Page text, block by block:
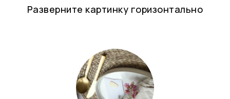
Разверните картинку горизонтально